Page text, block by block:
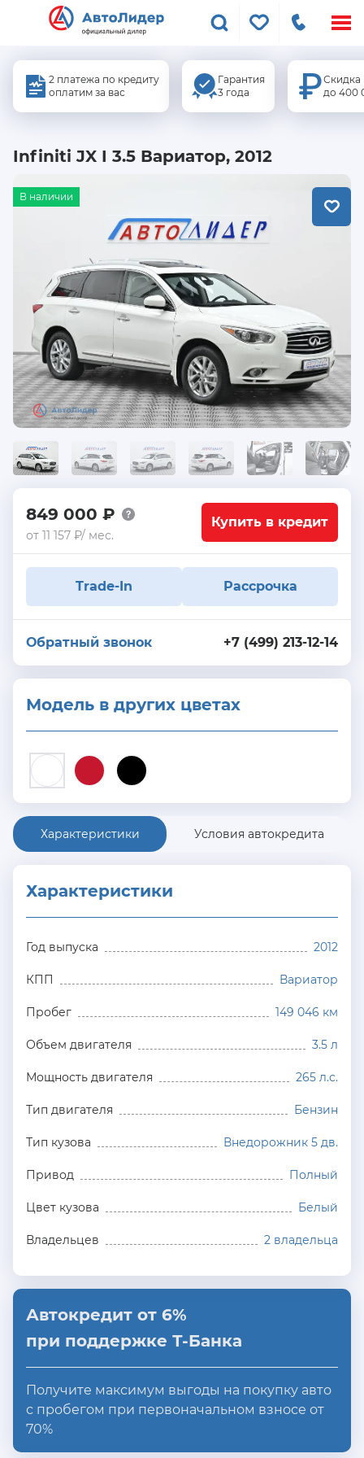
2 платежа по кредиту
оплатим за вас
Гарантия
3 года
Скидка
до 400
Infiniti JX I 3.5 Вариатор, 2012
В наличии
849 000 ₽
от 11 157 ₽/ мес.
Купить в кредит
Trade-In Рассрочка
+7 (499) 213-12-14
Обратный звонок
Модель в других цветах
Характеристики Условия автокредита
Характеристики
Год выпуска 2012
КПП Вариатор
Пробег 149 046 км
Объем двигателя 3.5 л
Мощность двигателя 265 л.с.
Тип двигателя Бензин
Тип кузова Внедорожник 5 дв.
Привод Полный
Цвет кузова Белый
Владельцев 2 владельца
Автокредит от 6%
при поддержке Т-Банка
Получите максимум выгоды на покупку авто
с пробегом при первоначальном взносе от
70%